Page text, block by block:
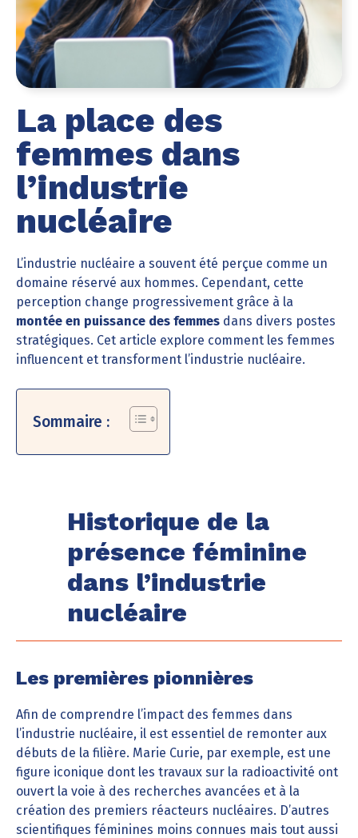
La place des
femmes dans
l’industrie
nucléaire
L’industrie nucléaire a souvent été perçue comme un
domaine réservé aux hommes. Cependant, cette
perception change progressivement grâce à la
montée en puissance des femmes dans divers postes
stratégiques. Cet article explore comment les femmes
influencent et transforment l’industrie nucléaire.
Sommaire :
Historique de la
présence féminine
dans l’industrie
nucléaire
Les premières pionnières
Afin de comprendre l’impact des femmes dans
l’industrie nucléaire, il est essentiel de remonter aux
débuts de la filière. Marie Curie, par exemple, est une
figure iconique dont les travaux sur la radioactivité ont
ouvert la voie à des recherches avancées et à la
création des premiers réacteurs nucléaires. D’autres
scientifiques féminines moins connues mais tout aussi